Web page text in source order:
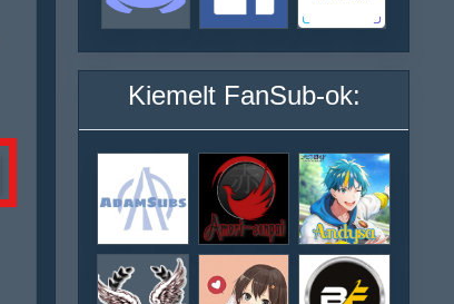
Kiemelt FanSub-ok: